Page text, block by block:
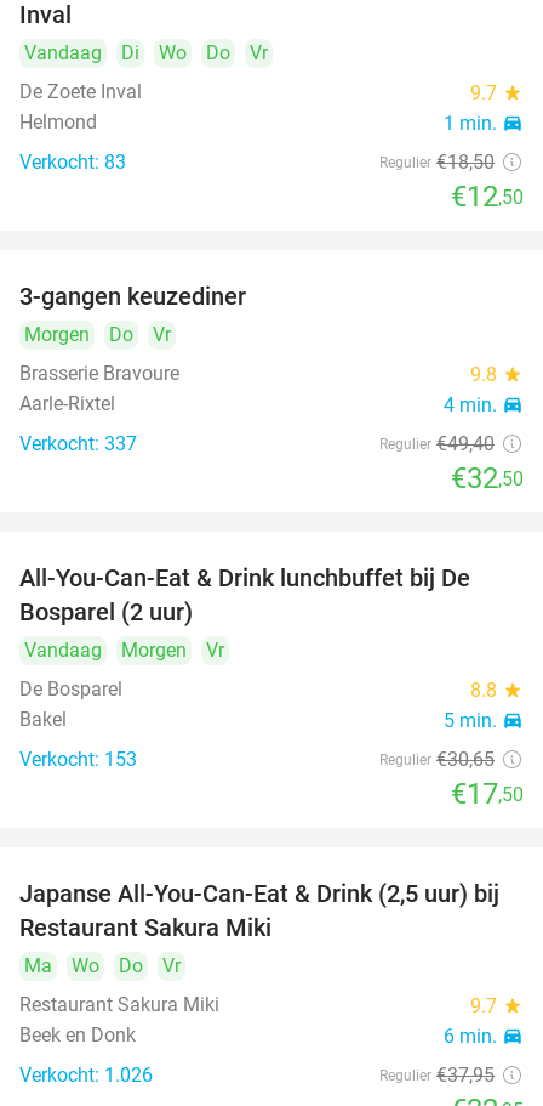
Inval
Vandaag Di Wo Do
Vr
De Zoete Inval
9.7 star
Helmond 1 min. directions_car
Verkocht: 83 Regulier €18,50
€12,50
3-gangen keuzediner
Morgen Do
Vr
Brasserie Bravoure
9.8 star
Aarle-Rixtel 4 min. directions_car
Verkocht: 337 Regulier €49,40
€32,50
43%
All-You-Can-Eat & Drink lunchbuffet bij De
Bosparel (2 uur)
Vandaag Morgen
Vr
De Bosparel
8.8 star
Bakel 5 min. directions_car
Verkocht: 153 Regulier €30,65
€17,50
13%
Japanse All-You-Can-Eat & Drink (2,5 uur) bij
Restaurant Sakura Miki
Ma Wo Do
Vr
Restaurant Sakura Miki
9.7 star
Beek en Donk 6 min. directions_car
Verkocht: 1.026 Regulier €37,95